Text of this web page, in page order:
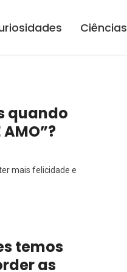
Ciências
quando
AMO”?
mais felicidade e
temos
as